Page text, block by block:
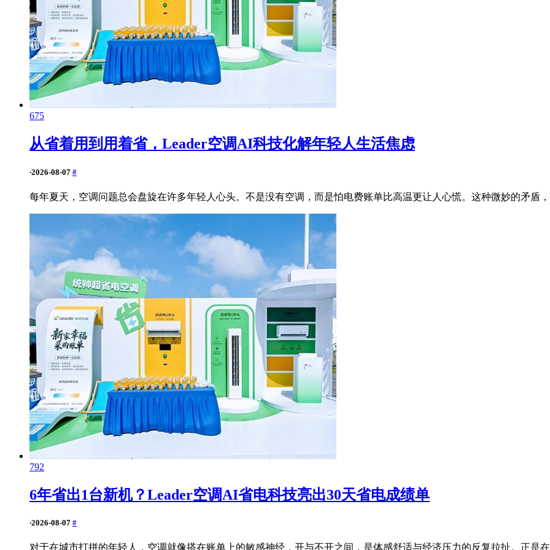
675
从省着用到用着省，Leader空调AI科技化解年轻人生活焦虑
·2026-08-07 #
每年夏天，空调问题总会盘旋在许多年轻人心头。不是没有空调，而是怕电费账单比高温更让人心慌。这种微妙的矛盾
792
6年省出1台新机？Leader空调AI省电科技亮出30天省电成绩单
·2026-08-07 #
对于在城市打拼的年轻人，空调就像搭在账单上的敏感神经，开与不开之间，是体感舒适与经济压力的反复拉扯。正是